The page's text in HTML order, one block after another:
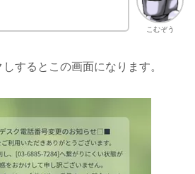
こむぞう
するとこの画面になります。